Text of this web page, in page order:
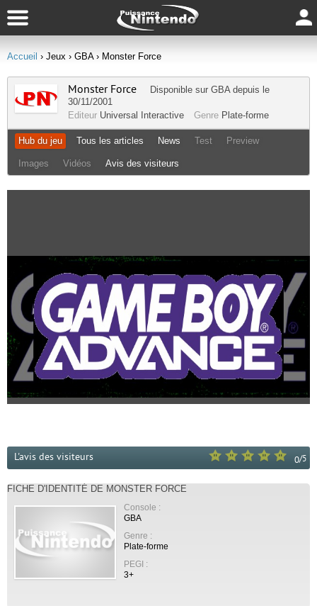
Accueil › Jeux › GBA› Monster Force
Monster Force Disponible sur GBAdepuis le
30/11/2001
Editeur Universal Interactive Genre Plate-forme
Hub du jeu Tous les articles News Test Preview
Images Vidéos Avis des visiteurs
0/5
L'avis des visiteurs
FICHE D'IDENTITÉ DE MONSTER FORCE
Console :
GBA
Genre :
Plate-forme
PEGI :
3+